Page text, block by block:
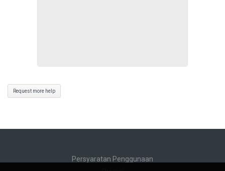
Request more help
Persyaratan Penggunaan